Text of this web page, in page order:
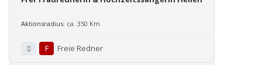
Aktionsradius: ca. 350 Km
F Freie Redner